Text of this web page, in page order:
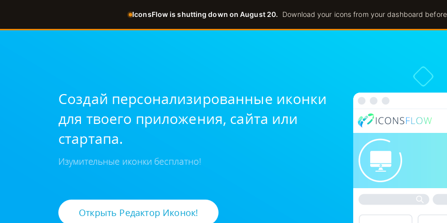
IconsFlow is shutting down on August 20. Download your icons from your dashboard
Russian РЕДАКТОР
Создай персонализированные иконки
для твоего приложения, сайта или
стартапа.
Изумительные иконки бесплатно!
Открыть Редактор Иконок!